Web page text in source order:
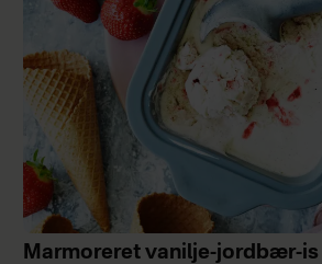
Marmoreret vanilje-jordbær-is